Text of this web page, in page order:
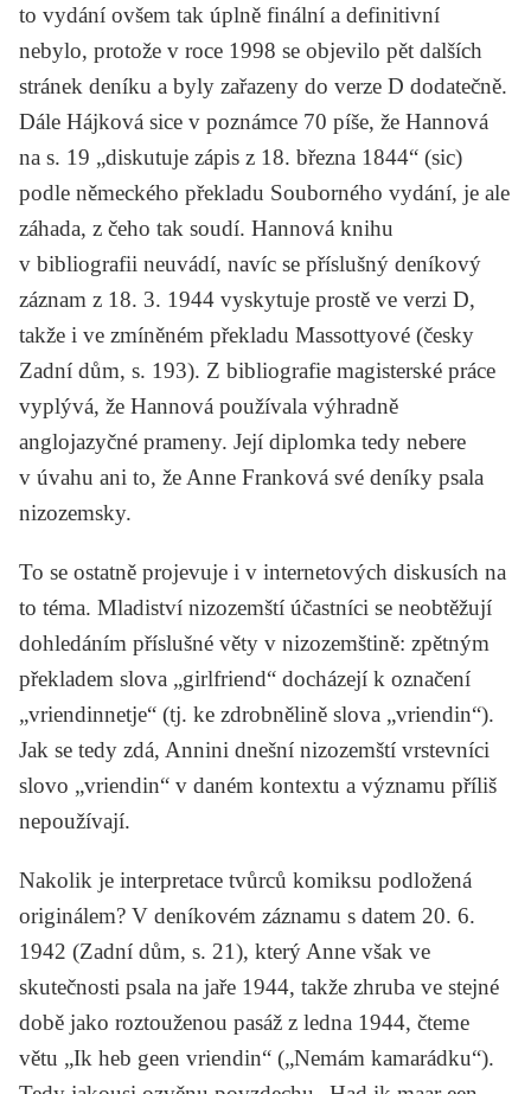
to vydání ovšem tak úplně finální a definitivní
nebylo, protože v roce 1998 se objevilo pět dalších
stránek deníku a byly zařazeny do verze D dodatečně.
Dále Hájková sice v poznámce 70 píše, že Hannová
na s. 19 „diskutuje zápis z 18. března 1844“ (sic)
podle německého překladu Souborného vydání, je ale
záhada, z čeho tak soudí. Hannová knihu
v bibliografii neuvádí, navíc se příslušný deníkový
záznam z 18. 3. 1944 vyskytuje prostě ve verzi D,
takže i ve zmíněném překladu Massottyové (česky
Zadní dům, s. 193). Z bibliografie magisterské práce
vyplývá, že Hannová používala výhradně
anglojazyčné prameny. Její diplomka tedy nebere
v úvahu ani to, že Anne Franková své deníky psala
nizozemsky.
To se ostatně projevuje i v internetových diskusích na
to téma. Mladiství nizozemští účastníci se neobtěžují
dohledáním příslušné věty v nizozemštině: zpětným
překladem slova „girlfriend“ docházejí k označení
„vriendinnetje“ (tj. ke zdrobnělině slova „vriendin“).
Jak se tedy zdá, Annini dnešní nizozemští vrstevníci
slovo „vriendin“ v daném kontextu a významu příliš
nepoužívají.
Nakolik je interpretace tvůrců komiksu podložená
originálem? V deníkovém záznamu s datem 20. 6.
1942 (Zadní dům, s. 21), který Anne však ve
skutečnosti psala na jaře 1944, takže zhruba ve stejné
době jako roztouženou pasáž z ledna 1944, čteme
větu „Ik heb geen vriendin“ („Nemám kamarádku“).